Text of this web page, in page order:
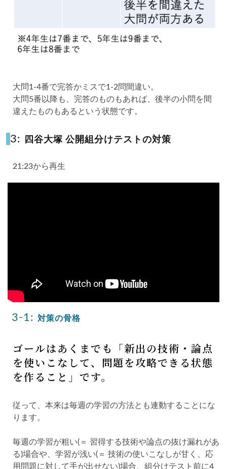
大問1-4番で完答かミスで1-2問間違い。
大問5番以降も、完答のものもあれば、後半の小問を間
違えたものもあるという状態です。
3: 四谷大塚 公開組分けテストの対策
21:23から再生
3-1: 対策の骨格
ゴールはあくまでも「新出の技術・論点
を使いこなして、問題を攻略できる状態
を作ること」です。
従って、本来は毎週の学習の方法とも連動することにな
ります。
毎週の学習が粗い(＝ 習得する技術や論点の抜け漏れがあ
る)場合や、学習が浅い(＝ 技術の使いこなしが甘く、応
用問題に対して手が出せない)場合、組分けテスト前に4